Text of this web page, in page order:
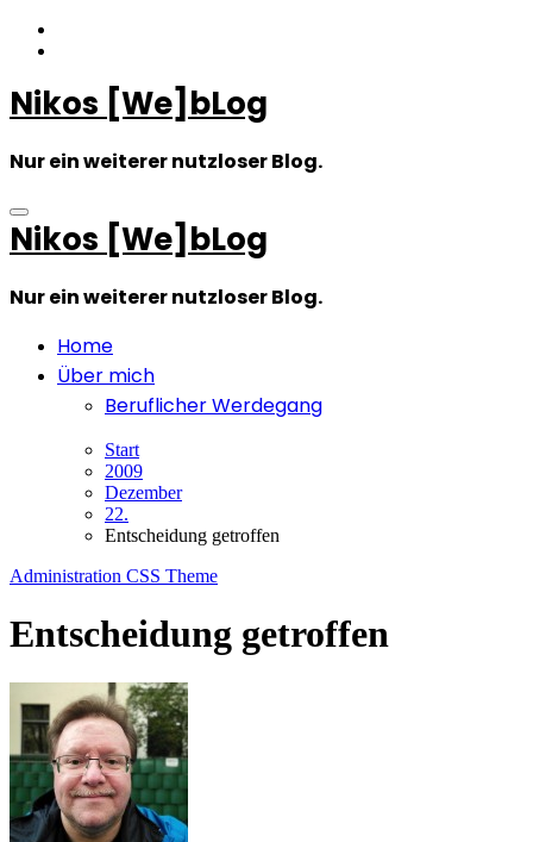
Zum
Inhalt
Nikos [We]bLog
Nur ein weiterer nutzloser Blog.
Nikos [We]bLog
Nur ein weiterer nutzloser Blog.
Home
Über mich
Beruflicher Werdegang
Start
2009
Dezember
22.
Entscheidung getroffen
Administration CSS Theme
Entscheidung getroffen